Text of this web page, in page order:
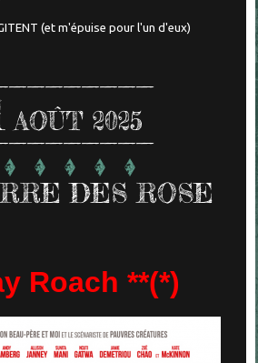
(et m'épuise pour l'un d'eux)
AOÛT 2025
DES ROSE
Roach **(*)